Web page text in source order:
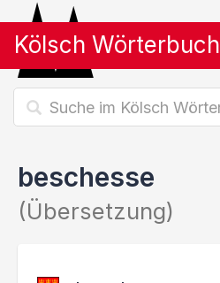
Kölsch Wörterbuch
beschesse
(Übersetzung)